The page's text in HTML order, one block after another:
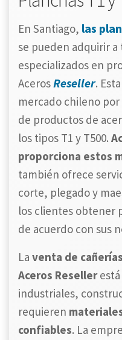
En Santiago, las
se pueden adquirir
especializados en
AcerosReseller.
mercado chileno
de productos de
los tipos T1 y T500.
proporciona estos
también ofrece
corte, plegado y
los clientes obtener
de acuerdo con sus
La venta de
Aceros Resellerestá
industriales,
requieren
confiables. La